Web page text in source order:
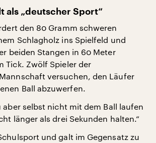
als „deutscher Sport“
den 80 Gramm schweren
Schlagholz ins Spielfeld und
beiden Stangen in 60 Meter
Tick. Zwölf Spieler der
versuchen, den Läufer
Ball abzuwerfen.
aber selbst nicht mit dem Ball laufen
länger als drei Sekunden halten.“
und galt im Gegensatz zu